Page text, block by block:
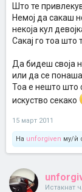
Што те
Немој да сакаш
некоја кул
Сакај го тоа што
Да бидеш своја
или да се
Тоа е нешто што
искуство секако
15 март 2011
На unforgiven му/ѝ
Истакнат